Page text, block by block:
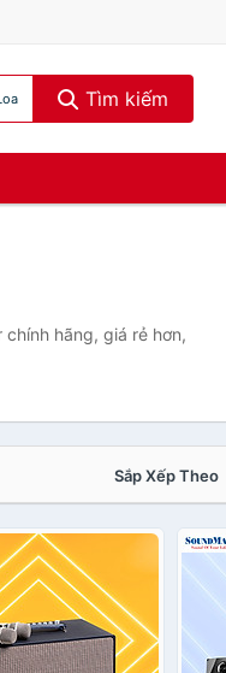
Tìm kiếm
hãng, giá rẻ hơn,
Sắp Xếp Theo